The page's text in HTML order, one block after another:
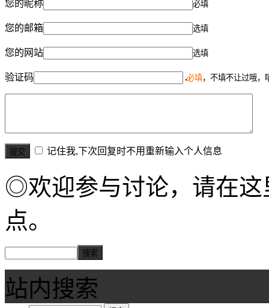
您的昵称 必填
您的邮箱 选填
您的网站 选填
验证码 必填，不填不让过哦，
记住我,下次回复时不用重新输入个人信息
◎欢迎参与讨论，请在这
点。
站内搜索